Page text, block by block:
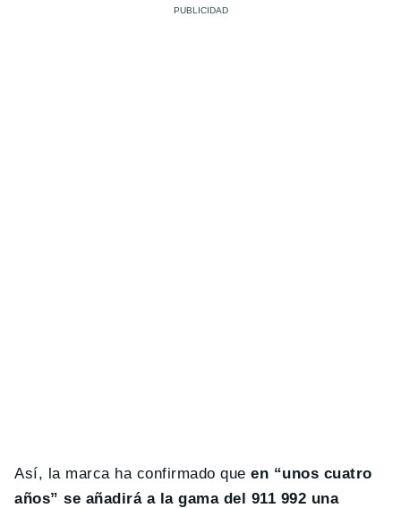
Así, la marca ha confirmado queen “unos cuatro
años” se añadirá a la gama del 911 992 una